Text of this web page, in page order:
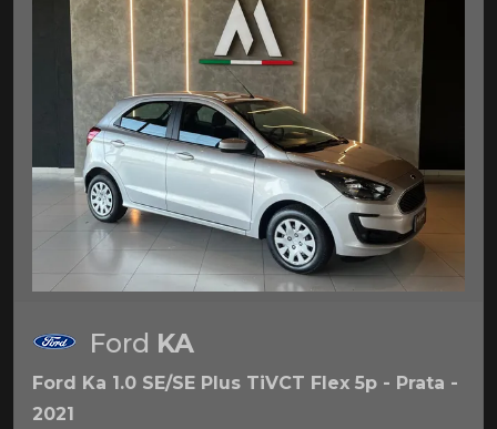
Ford KA
Ford Ka 1.0 SE/SE Plus TiVCT Flex 5p - Prata -
2021